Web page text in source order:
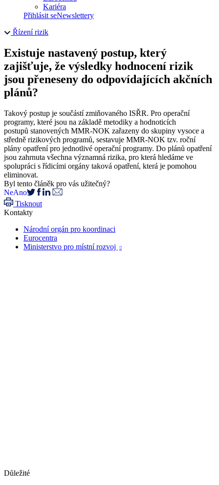
Kariéra
Přihlásit seNewslettery
Řízení rizik
Existuje nastavený postup, který
zajišťuje, že výsledky hodnocení rizik
jsou přeneseny do odpovídajících akčních
plánů?
Takový postup je součástí zmiňovaného ISŘR. Pro operační
programy, které jsou na základě metodiky a hodnoticích
postupů stanovených MMR-NOK zařazeny do skupiny vysoce a
středně rizikových programů, sestavuje MMR-NOK tzv. roční
plány opatření pro jednotlivé operační programy. Do plánů opatření
jsou zahrnuta všechna významná rizika, pro která hledáme ve
spolupráci s řídicími orgány taková opatření, která je pomohou
eliminovat.
Byl tento článěk pro vás užitečný?
NeAno
Tisknout
Kontakty
Národní orgán pro koordinaci
Eurocentra
Ministerstvo pro místní rozvoj

Důležité